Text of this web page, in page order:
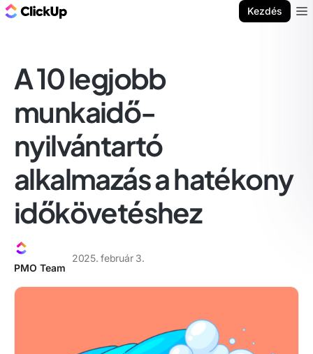
Kezdés
A 10 legjobb
munkaidő-
nyilvántartó
alkalmazás a hatékony
időkövetéshez
PMO Team
2025. február 3.